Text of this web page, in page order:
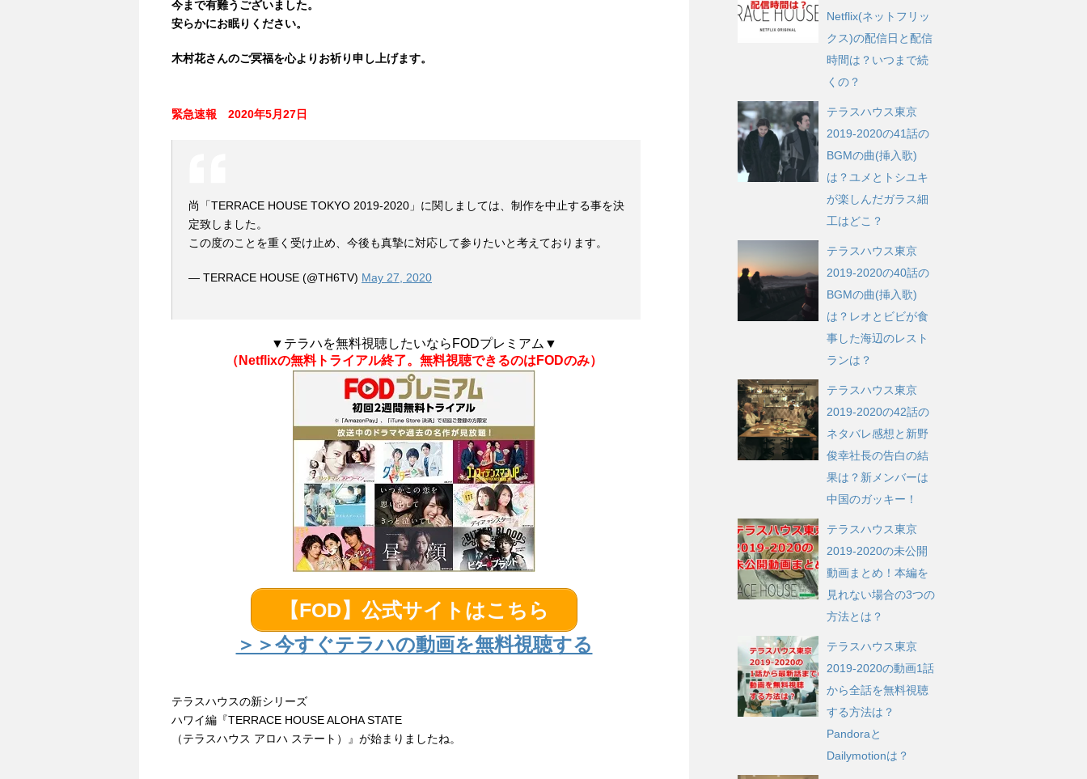
今まで有難うございました。
尚「TERRACE HOUSE TOKYO 2019-2020」に関しましては、制作を中止する事を決
この度のことを重く受け止め、今後も真摯に対応して参りたいと考えております。
▼テラハを無料視聴したいならFODプレミアム▼
（Netflixの無料トライアル終了。無料視聴できるのはFODのみ）
【FOD】公式サイトはこちら
テラスハウスの新シリーズ
Netflix(ネットフリッ
クス)の配信日と配信
時間は？いつまで続
くの？
テラスハウス東京
2019-2020の41話の
BGMの曲(挿入歌)
は？ユメとトシユキ
が楽しんだガラス細
工はどこ？
テラスハウス東京
2019-2020の40話の
BGMの曲(挿入歌)
は？レオとビビが食
事した海辺のレスト
ランは？
テラスハウス東京
2019-2020の42話の
ネタバレ感想と新野
俊幸社長の告白の結
果は？新メンバーは
中国のガッキー！
テラスハウス東京
2019-2020の未公開
動画まとめ！本編を
見れない場合の3つの
方法とは？
テラスハウス東京
2019-2020の動画1話
から全話を無料視聴
する方法は？
Pandoraと
Dailymotionは？